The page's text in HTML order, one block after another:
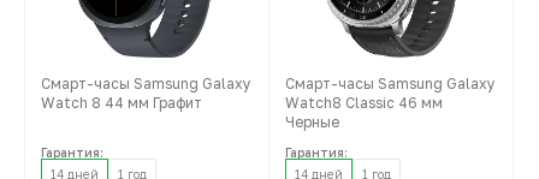
Смарт-часы Samsung Galaxy
Watch 8 44 мм Графит
Гарантия:
14 дней
1 год
Смарт-часы Samsung Galaxy
Watch8 Classic 46 мм
Черные
Гарантия:
14 дней
1 год